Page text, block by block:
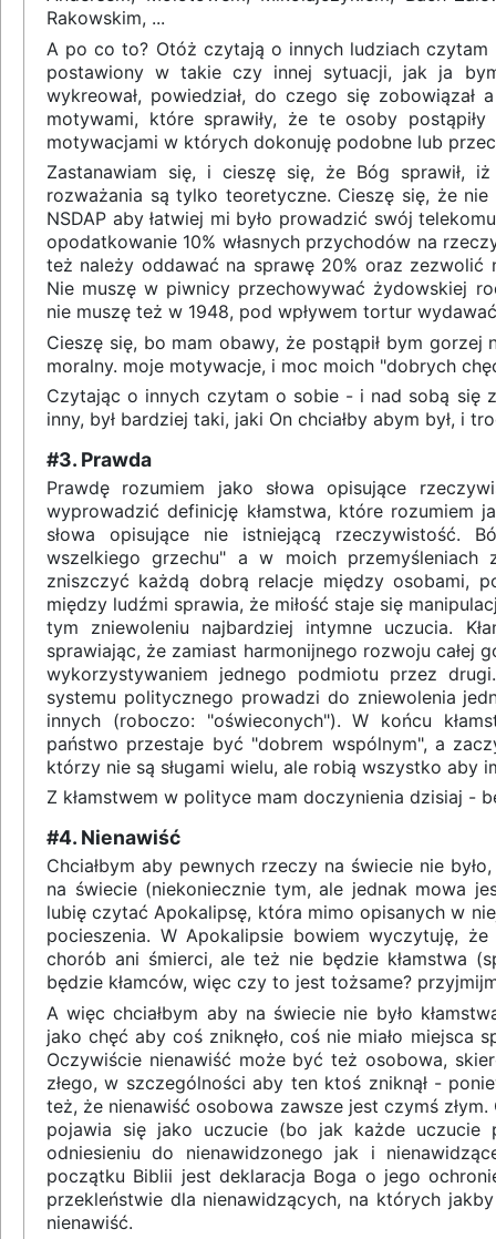
Rakowskim, ...
A po co to? Otóż czytają o innych ludziach
postawiony w takie czy innej sytuacji, jak ja
wykreował, powiedział, do czego się
motywami, które sprawiły, że te osoby
motywacjami w których dokonuję podobne lub
Zastanawiam się, i cieszę się, że Bóg
rozważania są tylko teoretyczne. Cieszę się, że
NSDAP aby łatwiej mi było prowadzić swój
opodatkowanie 10% własnych przychodów na
też należy oddawać na sprawę 20% oraz
Nie muszę w piwnicy przechowywać żydowskiej
nie muszę też w 1948, pod wpływem tortur
Cieszę się, bo mam obawy, że postąpił bym
moralny. moje motywacje, i moc moich "dobrych
Czytając o innych czytam o sobie - i nad sobą się
inny, był bardziej taki, jaki On chciałby abym był, i
#3. Prawda
Prawdę rozumiem jako słowa opisujące
wyprowadzić definicję kłamstwa, które rozumiem
słowa opisujące nie istniejącą rzeczywistość.
wszelkiego grzechu" a w moich przemyśleniach
zniszczyć każdą dobrą relacje między osobami,
między ludźmi sprawia, że miłość staje się
tym zniewoleniu najbardziej intymne uczucia.
sprawiając, że zamiast harmonijnego rozwoju całej
wykorzystywaniem jednego podmiotu przez
systemu politycznego prowadzi do zniewolenia
innych (roboczo: "oświeconych"). W końcu
państwo przestaje być "dobrem wspólnym", a
którzy nie są sługami wielu, ale robią wszystko aby
Z kłamstwem w polityce mam doczynienia dzisiaj -
#4. Nienawiść
Chciałbym aby pewnych rzeczy na świecie nie
na świecie (niekoniecznie tym, ale jednak mowa
lubię czytać Apokalipsę, która mimo opisanych w
pocieszenia. W Apokalipsie bowiem wyczytuję,
chorób ani śmierci, ale też nie będzie kłamstwa
będzie kłamców, więc czy to jest tożsame?
A więc chciałbym aby na świecie nie było
jako chęć aby coś zniknęło, coś nie miało miejsca
Oczywiście nienawiść może być też osobowa,
złego, w szczególności aby ten ktoś zniknął -
też, że nienawiść osobowa zawsze jest czymś
pojawia się jako uczucie (bo jak każde
odniesieniu do nienawidzonego jak i
początku Biblii jest deklaracja Boga o jego
przekleństwie dla nienawidzących, na których
nienawiść.